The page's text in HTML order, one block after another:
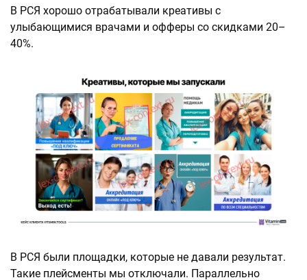
В РСЯ хорошо отрабатывали креативы с
улыбающимися врачами и офферы со скидками 20–
40%.
В РСЯ были площадки, которые не давали результат.
Такие плейсменты мы отключали. Параллельно